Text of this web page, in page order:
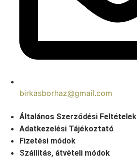
birkasborhaz@gmail.com
Általános Szerződési Feltételek
Adatkezelési Tájékoztató
Fizetési módok
Szállítás, átvételi módok